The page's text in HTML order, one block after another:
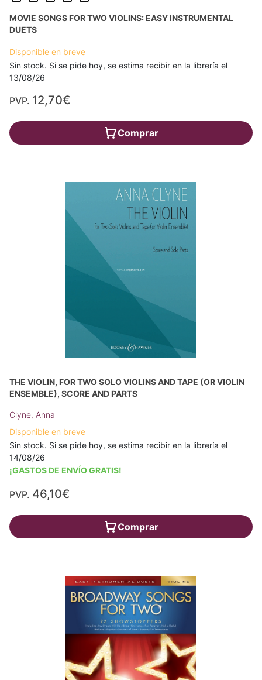
MOVIE SONGS FOR TWO VIOLINS: EASY INSTRUMENTAL
DUETS
Disponible en breve
Sin stock. Si se pide hoy, se estima recibir en la librería el
13/08/26
PVP. 12,70€
Comprar
THE VIOLIN, FOR TWO SOLO VIOLINS AND TAPE (OR VIOLIN
ENSEMBLE), SCORE AND PARTS
Clyne, Anna
Disponible en breve
Sin stock. Si se pide hoy, se estima recibir en la librería el
14/08/26
¡GASTOS DE ENVÍO GRATIS!
PVP. 46,10€
Comprar